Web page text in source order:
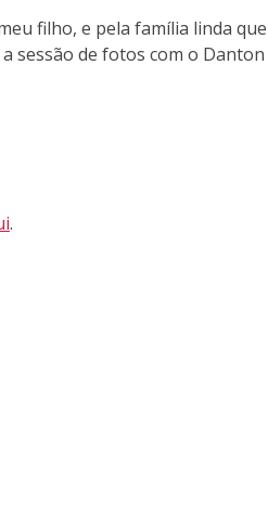
filho, e pela família linda que
sessão de fotos com o Danton
.